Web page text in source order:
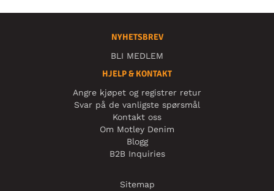
NYHETSBREV
BLI MEDLEM
HJELP & KONTAKT
Angre kjøpet og registrer retur
Svar på de vanligste spørsmål
Kontakt oss
Om Motley Denim
Blogg
B2B Inquiries
Sitemap